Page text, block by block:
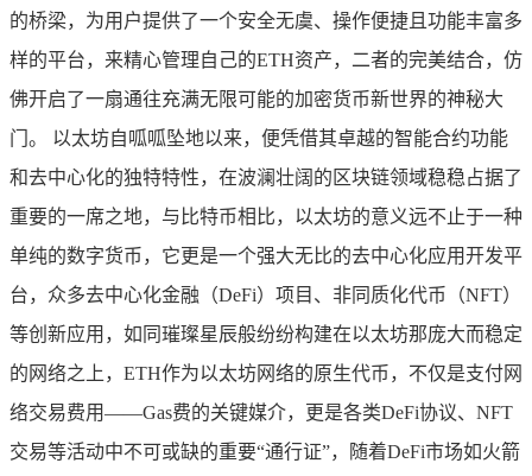
的桥梁，为用户提供了一个安全无虞、操作便捷且功能丰富多
样的平台，来精心管理自己的ETH资产，二者的完美结合，仿
佛开启了一扇通往充满无限可能的加密货币新世界的神秘大
门。 以太坊自呱呱坠地以来，便凭借其卓越的智能合约功能
和去中心化的独特特性，在波澜壮阔的区块链领域稳稳占据了
重要的一席之地，与比特币相比，以太坊的意义远不止于一种
单纯的数字货币，它更是一个强大无比的去中心化应用开发平
台，众多去中心化金融（DeFi）项目、非同质化代币（NFT）
等创新应用，如同璀璨星辰般纷纷构建在以太坊那庞大而稳定
的网络之上，ETH作为以太坊网络的原生代币，不仅是支付网
络交易费用——Gas费的关键媒介，更是各类DeFi协议、NFT
交易等活动中不可或缺的重要“通行证”，随着DeFi市场如火箭